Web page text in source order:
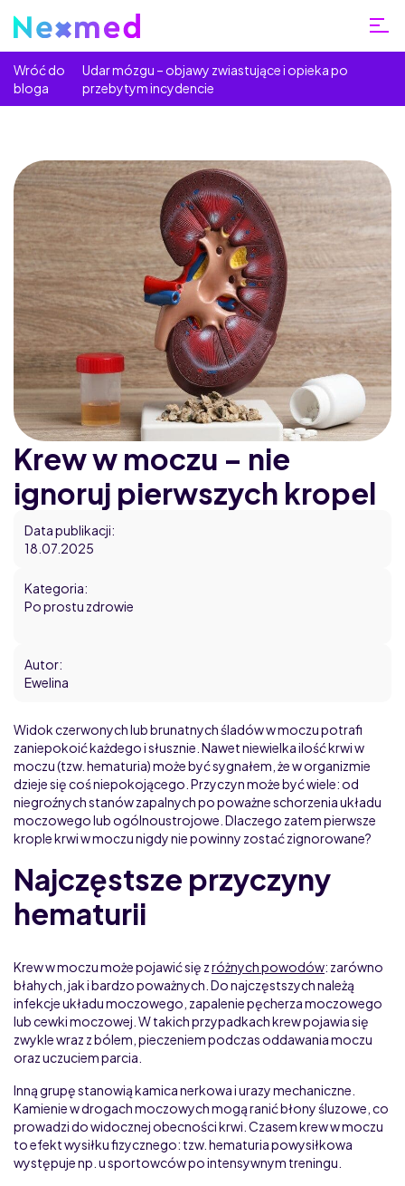
Wróć do
bloga
Udar mózgu – objawy zwiastujące i opieka po
przebytym incydencie
Home
Blog
Krew w moczu – nie
ignoruj pierwszych kropel
Data publikacji:
18.07.2025
Kategoria:
Po prostu zdrowie
Autor:
Ewelina
Widok czerwonych lub brunatnych śladów w moczu potrafi
zaniepokoić każdego i słusznie. Nawet niewielka ilość krwi w
moczu (tzw. hematuria) może być sygnałem, że w organizmie
dzieje się coś niepokojącego. Przyczyn może być wiele: od
niegroźnych stanów zapalnych po poważne schorzenia układu
moczowego lub ogólnoustrojowe. Dlaczego zatem pierwsze
krople krwi w moczu nigdy nie powinny zostać zignorowane?
Najczęstsze przyczyny
hematurii
Krew w moczu może pojawić się zróżnych powodów: zarówno
błahych, jak i bardzo poważnych. Do najczęstszych należą
infekcje układu moczowego, zapalenie pęcherza moczowego
lub cewki moczowej. W takich przypadkach krew pojawia się
zwykle wraz z bólem, pieczeniem podczas oddawania moczu
oraz uczuciem parcia.
Inną grupę stanowią kamica nerkowa i urazy mechaniczne.
Kamienie w drogach moczowych mogą ranić błony śluzowe, co
prowadzi do widocznej obecności krwi. Czasem krew w moczu
to efekt wysiłku fizycznego: tzw. hematuria powysiłkowa
występuje np. u sportowców po intensywnym treningu.